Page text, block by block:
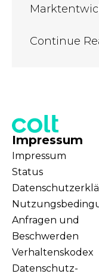
Continue
Impressum
Impressum
Status
Anfragen und
Beschwerden
Verhaltenskodex
Datenschutz-